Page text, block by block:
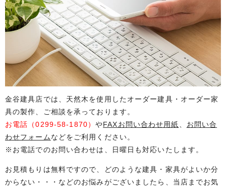
金谷建具店では、天然木を使用したオーダー建具・オーダー家
具の製作、ご相談を承っております。
お電話（0299-58-1870）やFAXお問い合わせ用紙
お問い合
わせフォーム などをご利用ください。
※お電話でのお問い合わせは、日曜日も対応いたします。
お見積もりは無料ですので、どのような建具・家具がよいか分
からない・・・などのお悩みがございましたら、当店までお気